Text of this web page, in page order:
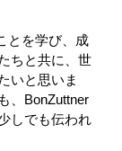
とを学び、成
ちと共に、世
いと思いま
、BonZuttner
しでも伝われ